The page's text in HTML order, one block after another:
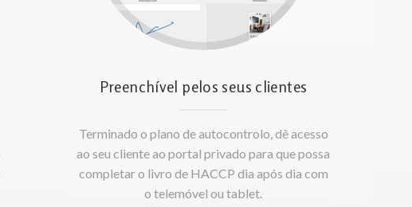
Preenchível pelos seus clientes
Terminado o plano de autocontrolo, dê acesso
ao seu cliente ao portal privado para que possa
completar o livro de HACCP dia após dia com
o telemóvel ou tablet.